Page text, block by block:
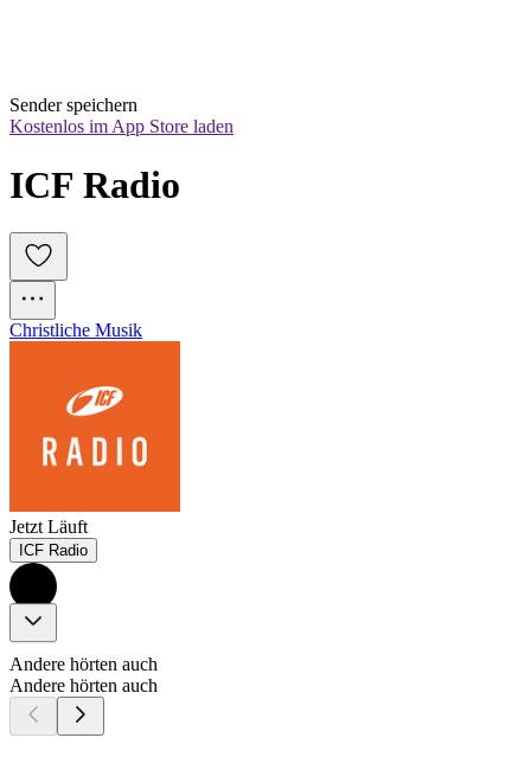
Sender speichern
Kostenlos im App Store laden
ICF Radio
Christliche Musik
Jetzt Läuft
ICF Radio
Andere hörten auch
Andere hörten auch